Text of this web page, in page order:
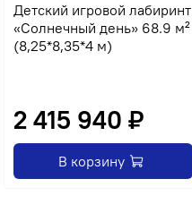
Детский игровой лабиринт
«Солнечный день» 68.9 м²
(8,25*8,35*4 м)
2 415 940 ₽
В корзину